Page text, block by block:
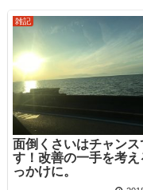
雑記
面倒くさいはチャンス
す！改善の一手を考え
っかけに。